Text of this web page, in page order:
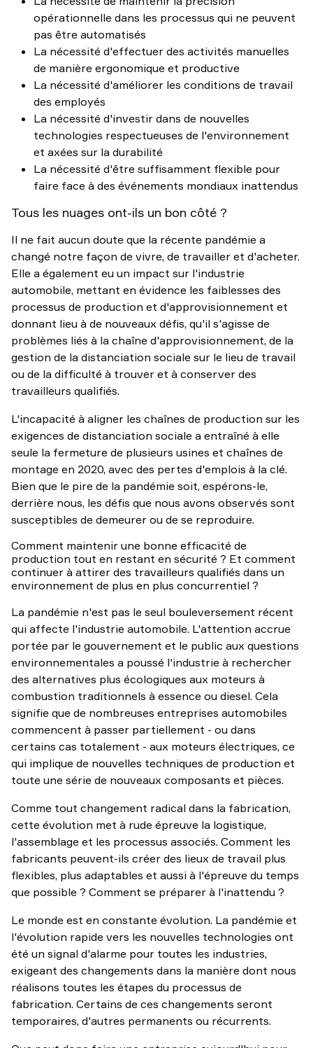
opérationnelle dans les processus qui ne peuvent
pas être automatisés
La nécessité d'effectuer des activités manuelles
de manière ergonomique et productive
La nécessité d'améliorer les conditions de travail
des employés
La nécessité d'investir dans de nouvelles
technologies respectueuses de l'environnement
et axées sur la durabilité
La nécessité d'être suffisamment flexible pour
faire face à des événements mondiaux inattendus
Tous les nuages ont-ils un bon côté ?
Il ne fait aucun doute que la récente pandémie a
changé notre façon de vivre, de travailler et d'acheter.
Elle a également eu un impact sur l'industrie
automobile, mettant en évidence les faiblesses des
processus de production et d'approvisionnement et
donnant lieu à de nouveaux défis, qu'il s'agisse de
problèmes liés à la chaîne d'approvisionnement, de la
gestion de la distanciation sociale sur le lieu de travail
ou de la difficulté à trouver et à conserver des
travailleurs qualifiés.
L'incapacité à aligner les chaînes de production sur les
exigences de distanciation sociale a entraîné à elle
seule la fermeture de plusieurs usines et chaînes de
montage en 2020, avec des pertes d'emplois à la clé.
Bien que le pire de la pandémie soit, espérons-le,
derrière nous, les défis que nous avons observés sont
susceptibles de demeurer ou de se reproduire.
Comment maintenir une bonne efficacité de
production tout en restant en sécurité ? Et comment
continuer à attirer des travailleurs qualifiés dans un
environnement de plus en plus concurrentiel ?
La pandémie n'est pas le seul bouleversement récent
qui affecte l'industrie automobile. L'attention accrue
portée par le gouvernement et le public aux questions
environnementales a poussé l'industrie à rechercher
des alternatives plus écologiques aux moteurs à
combustion traditionnels à essence ou diesel. Cela
signifie que de nombreuses entreprises automobiles
commencent à passer partiellement - ou dans
certains cas totalement - aux moteurs électriques, ce
qui implique de nouvelles techniques de production et
toute une série de nouveaux composants et pièces.
Comme tout changement radical dans la fabrication,
cette évolution met à rude épreuve la logistique,
l'assemblage et les processus associés. Comment les
fabricants peuvent-ils créer des lieux de travail plus
flexibles, plus adaptables et aussi à l'épreuve du temps
que possible ? Comment se préparer à l'inattendu ?
Le monde est en constante évolution. La pandémie et
l'évolution rapide vers les nouvelles technologies ont
été un signal d'alarme pour toutes les industries,
exigeant des changements dans la manière dont nous
réalisons toutes les étapes du processus de
fabrication. Certains de ces changements seront
temporaires, d'autres permanents ou récurrents.